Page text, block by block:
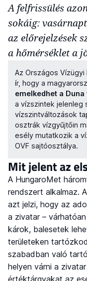
A felfrissülés
sokáig:
az előrejelzések
a hőmérséklet a
Az Országos Vízügyi
ír, hogy a
emelkedhet a
a vízszintek jelenleg
vízszintváltozások
osztrák vízgyűjtőin
esély mutatkozik a
OVF sajtóosztálya.
Mit jelent az
A HungaroMet
rendszert alkalmaz.
azt jelzi, hogy az
a zivatar –
károk, balesetek
területeken
szabadban való
helyen várni a
értéktárgyakat az